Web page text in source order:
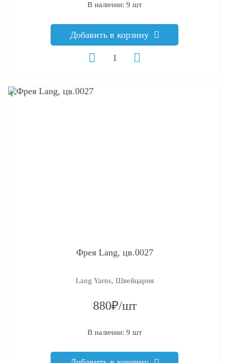
В наличии: 9 шт
Добавить в корзину
q
Фрея Lang, цв.0027
Lang Yarns, Швейцария
880₽/шт
В наличии: 9 шт